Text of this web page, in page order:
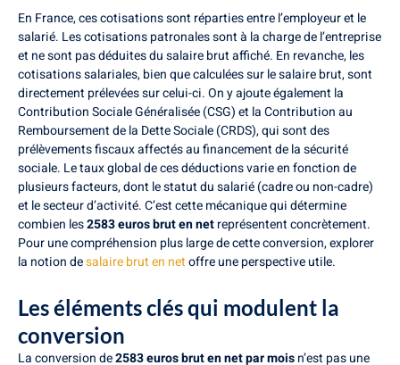
En France, ces cotisations sont réparties entre l’employeur et le
salarié. Les cotisations patronales sont à la charge de l’entreprise
et ne sont pas déduites du salaire brut affiché. En revanche, les
cotisations salariales, bien que calculées sur le salaire brut, sont
directement prélevées sur celui-ci. On y ajoute également la
Contribution Sociale Généralisée (CSG) et la Contribution au
Remboursement de la Dette Sociale (CRDS), qui sont des
prélèvements fiscaux affectés au financement de la sécurité
sociale. Le taux global de ces déductions varie en fonction de
plusieurs facteurs, dont le statut du salarié (cadre ou non-cadre)
et le secteur d’activité. C’est cette mécanique qui détermine
combien les2583 euros brut en netreprésentent concrètement.
Pour une compréhension plus large de cette conversion, explorer
la notion desalaire brut en netoffre une perspective utile.
Les éléments clés qui modulent la
conversion
La conversion de2583 euros brut en net par moisn’est pas une